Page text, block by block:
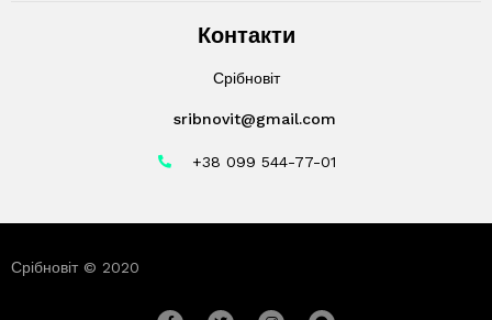
Контакти
Срібновіт
sribnovit@gmail.com
+38 099 544-77-01
Срібновіт © 2020